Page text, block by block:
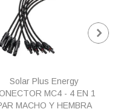
Solar Plus Energy
MC4 - 4 EN 1
MACHO Y HEMBRA